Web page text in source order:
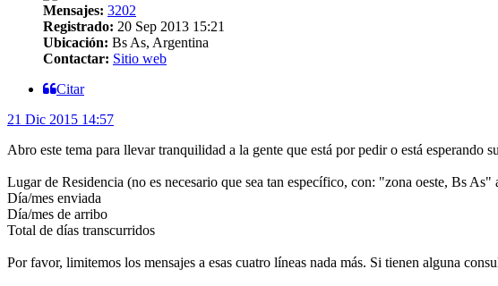
Mensajes: 3202
Registrado: 20 Sep 2013 15:21
Ubicación: Bs As, Argentina
Contactar: Sitio web
Citar
21 Dic 2015 14:57
Abro este tema para llevar tranquilidad a la gente que está por pedir o está esperando
Lugar de Residencia (no es necesario que sea tan específico, con: "zona oeste, Bs As"
Día/mes enviada
Día/mes de arribo
Total de días transcurridos
Por favor, limitemos los mensajes a esas cuatro líneas nada más. Si tienen alguna